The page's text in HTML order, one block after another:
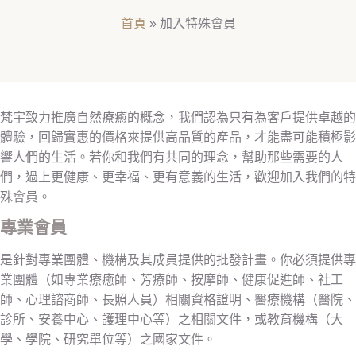
首頁 » 加入特殊會員
梵宇致力推廣自然療癒的概念，我們認為只有為客戶提供卓越的
體驗，回歸實惠的價格來提供高品質的產品，才能盡可能積極影
響人們的生活。若你和我們有共同的理念，幫助那些需要的人
們，過上更健康、更幸福、更有意義的生活，歡迎加入我們的特
殊會員。
專業會員
是針對專業團體、機構及其成員提供的批發計畫。你必須提供專
業團體（如專業療癒師、芳療師、按摩師、健康促進師、社工
師、心理諮商師、長照人員）相關資格證明、醫療機構（醫院、
診所、安養中心、護理中心等）之相關文件，或教育機構（大
學、學院、研究單位等）之國家文件。